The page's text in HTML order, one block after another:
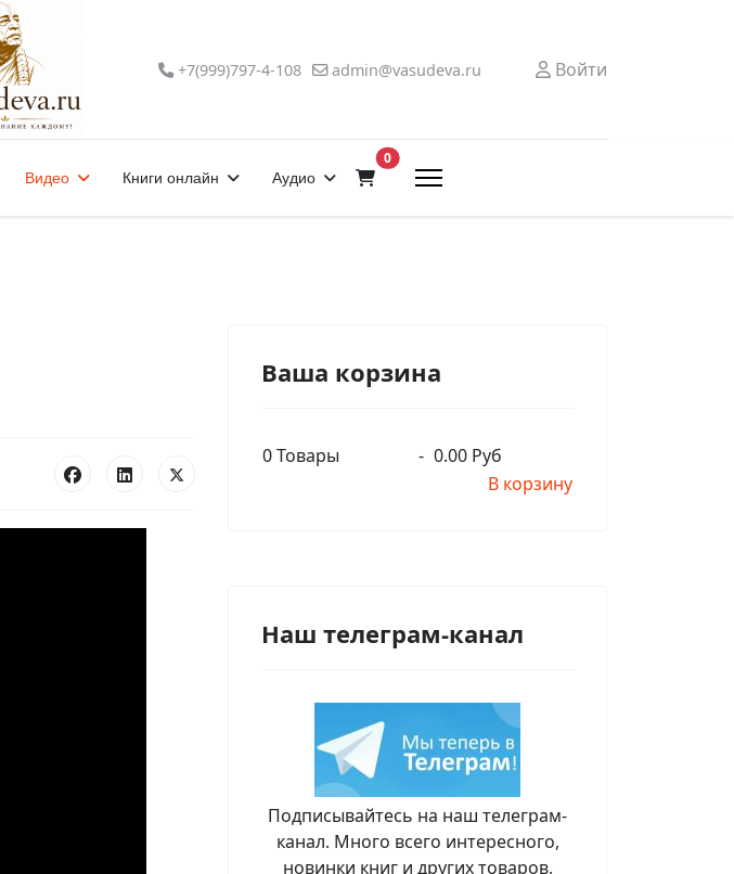
+7(999)797-4-108 admin@vasudeva.ru Войти
Видео Книги онлайн Аудио
0В корзину
Ваша корзина
0Товары - 0.00 Руб
В корзину
Наш телеграм-канал
Подписывайтесь на наш телеграм-
канал. Много всего интересного,
новинки книг и других товаров,